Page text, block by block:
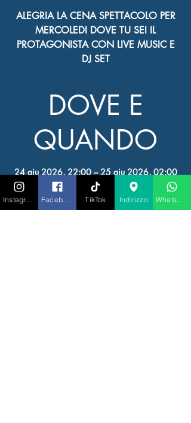
ALEGRIA LA CENA SPETTACOLO PER
MERCOLEDI DOVE TU SEI IL
PROTAGONISTA CON LIVE MUSIC E
DJ SET
DOVE E
QUANDO
24 giu 2026, 22:00 – 25 giu 2026, 02:00
RIGATONI IBIZA, Av. de Juan Carlos I, 23,
07800 Eivissa, Illes Balears, Spagna
Altre date
TikTok Indirizzo